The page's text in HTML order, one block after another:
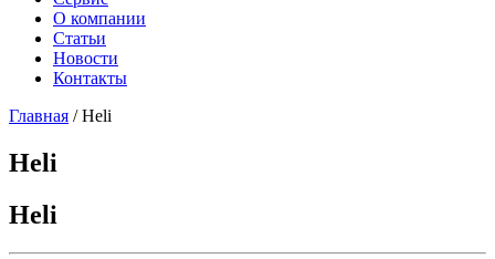
О компании
Статьи
Новости
Контакты
Главная /Heli
Heli
Heli